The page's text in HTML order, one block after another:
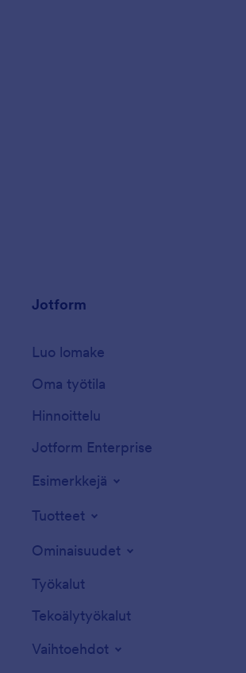
Jotform
Luo lomake
Oma työtila
Hinnoittelu
Jotform Enterprise
Esimerkkejä
Tuotteet
Ominaisuudet
Työkalut
Tekoälytyökalut
Vaihtoehdot